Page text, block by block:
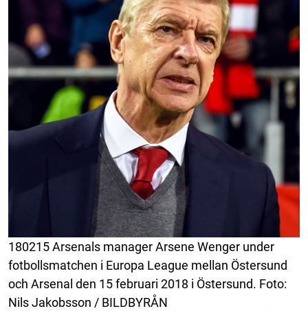
180215 Arsenals manager Arsene Wenger under
fotbollsmatchen i Europa League mellan Östersund
och Arsenal den 15 februari 2018 i Östersund. Foto:
Nils Jakobsson / BILDBYRÅN